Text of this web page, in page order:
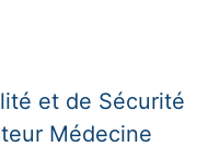
et de Sécurité
Médecine